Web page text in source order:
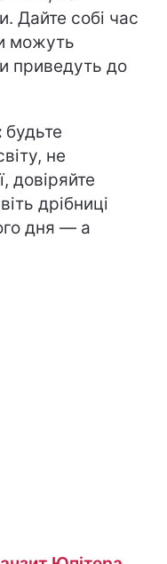
Дайте собі час
можуть
приведуть до
будьте
не
довіряйте
дрібниці
дня — а